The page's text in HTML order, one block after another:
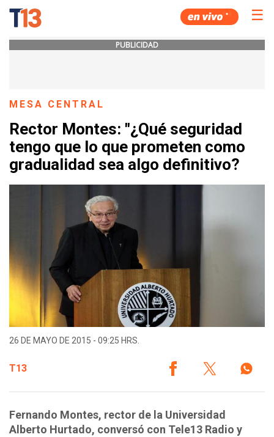
☰
PUBLICIDAD
MESA CENTRAL
Rector Montes: "¿Qué seguridad
tengo que lo que prometen como
gradualidad sea algo definitivo?
26 DE MAYO DE 2015 - 09:25 HRS.
T13
Fernando Montes, rector de la Universidad
Alberto Hurtado, conversó con Tele13 Radio y